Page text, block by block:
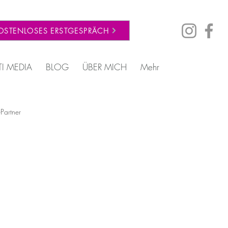
MEDIA BLOG ÜBER MICH Mehr
ERSTGESPRÄCH